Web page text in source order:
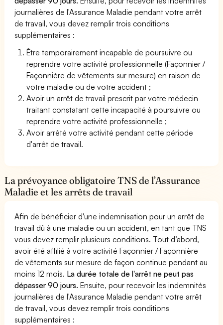
journalières de l'Assurance Maladie pendant votre arrêt
de travail, vous devez remplir trois conditions
supplémentaires :
Être temporairement incapable de poursuivre ou
reprendre votre activité professionnelle (Façonnier /
Façonnière de vêtements sur mesure) en raison de
votre maladie ou de votre accident ;
Avoir un arrêt de travail prescrit par votre médecin
traitant constatant cette incapacité à poursuivre ou
reprendre votre activité professionnelle ;
Avoir arrêté votre activité pendant cette période
d'arrêt de travail.
La prévoyance obligatoire TNS de l’Assurance
Maladie et les arrêts de travail
Afin de bénéficier d'une indemnisation pour un arrêt de
travail dû à une maladie ou un accident, en tant que TNS
vous devez remplir plusieurs conditions. Tout d’abord,
avoir été affilié à votre activité Façonnier / Façonnière
de vêtements sur mesure de façon continue pendant au
moins 12 mois. La durée totale de l'arrêt ne peut pas
dépasser 90 jours. Ensuite, pour recevoir les indemnités
journalières de l'Assurance Maladie pendant votre arrêt
de travail, vous devez remplir trois conditions
supplémentaires :